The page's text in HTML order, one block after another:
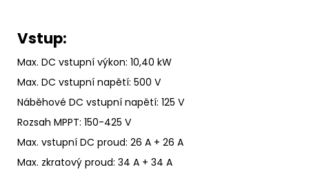
Vstup:
Max. DC vstupní výkon: 10,40 kW
Max. DC vstupní napětí: 500 V
Náběhové DC vstupní napětí: 125 V
Rozsah MPPT: 150-425 V
Max. vstupní DC proud: 26 A + 26 A
Max. zkratový proud: 34 A + 34 A